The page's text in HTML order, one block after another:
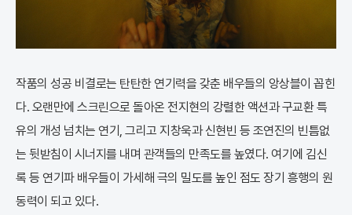
작품의 성공 비결로는 탄탄한 연기력을 갖춘 배우들의 앙상블이 꼽힌
다. 오랜만에 스크린으로 돌아온 전지현의 강렬한 액션과 구교환 특
유의 개성 넘치는 연기, 그리고 지창욱과 신현빈 등 조연진의 빈틈없
는 뒷받침이 시너지를 내며 관객들의 만족도를 높였다. 여기에 김신
록 등 연기파 배우들이 가세해 극의 밀도를 높인 점도 장기 흥행의 원
동력이 되고 있다.